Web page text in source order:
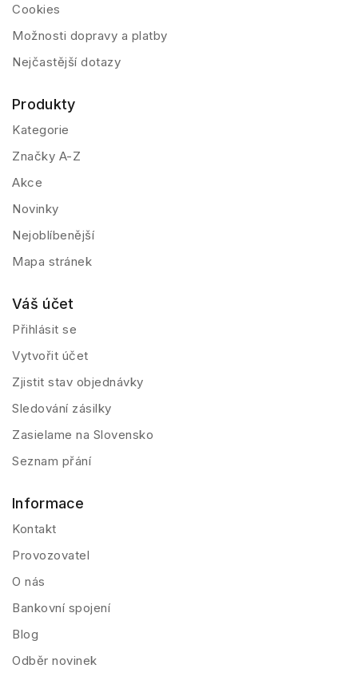
Cookies
Možnosti dopravy a platby
Nejčastější dotazy
Produkty
Kategorie
Značky A-Z
Akce
Novinky
Nejoblíbenější
Mapa stránek
Váš účet
Přihlásit se
Vytvořit účet
Zjistit stav objednávky
Sledování zásilky
Zasielame na Slovensko
Seznam přání
Informace
Kontakt
Provozovatel
O nás
Bankovní spojení
Blog
Odběr novinek